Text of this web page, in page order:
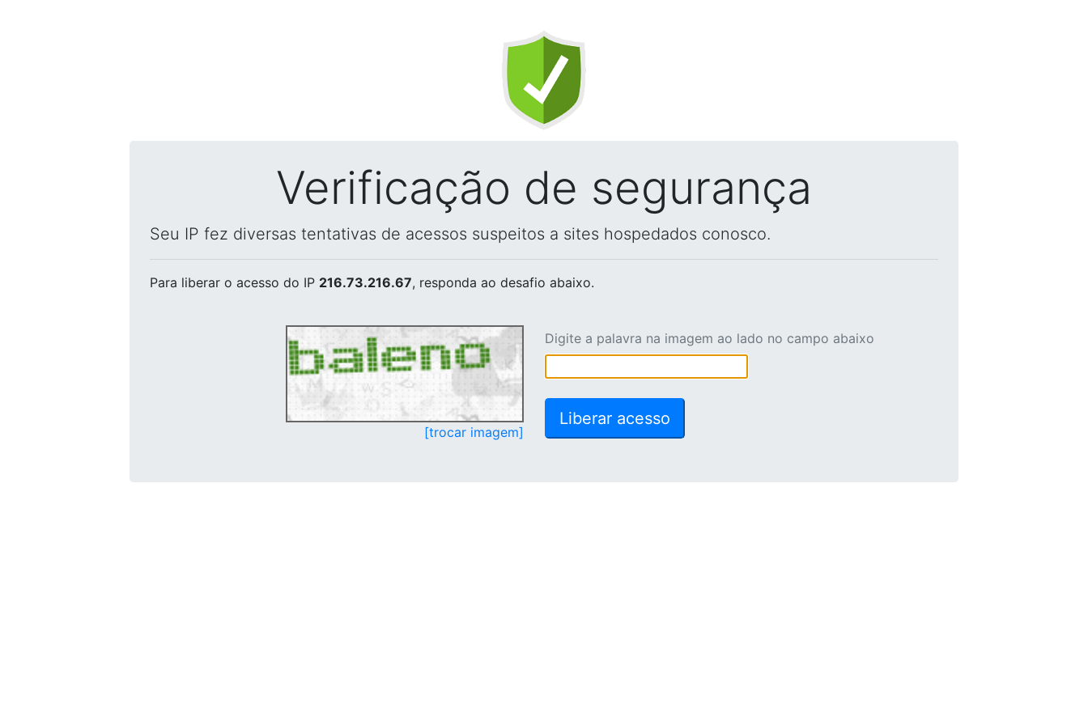
Verificação de segurança
Seu IP fez diversas tentativas de acessos suspeitos a sites hospedados conosco.
Para liberar o acesso do IP 216.73.216.67, responda ao desafio abaixo.
[trocar imagem]
Digite a palavra na imagem ao lado no campo abaixo